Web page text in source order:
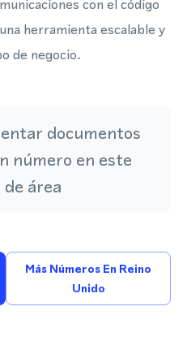
con el código
herramienta escalable y
de negocio.
documentos
número en este
área
Más Números En Reino
Unido